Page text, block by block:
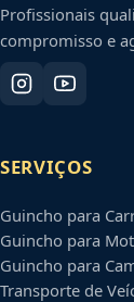
Profissionais
compromisso e
SERVIÇOS
Guincho para
Guincho para
Guincho para
Transporte de